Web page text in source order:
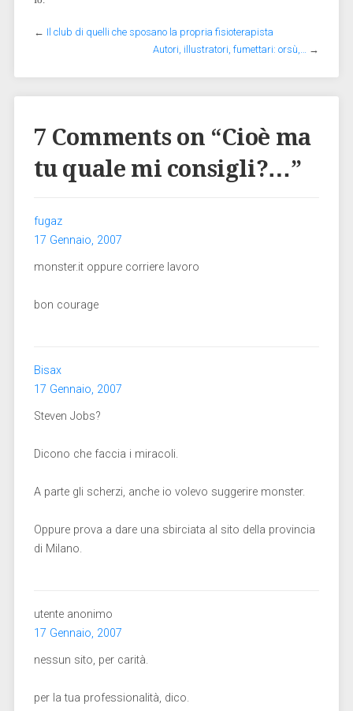
← Il club di quelli che sposano la propria fisioterapista
Autori, illustratori, fumettari: orsù,… →
7 Comments on “Cioè ma
tu quale mi consigli?…”
fugaz
17 Gennaio, 2007
monster.it oppure corriere lavoro
bon courage
Bisax
17 Gennaio, 2007
Steven Jobs?
Dicono che faccia i miracoli.
A parte gli scherzi, anche io volevo suggerire monster.
Oppure prova a dare una sbirciata al sito della provincia
di Milano.
utente anonimo
17 Gennaio, 2007
nessun sito, per carità.
per la tua professionalità, dico.